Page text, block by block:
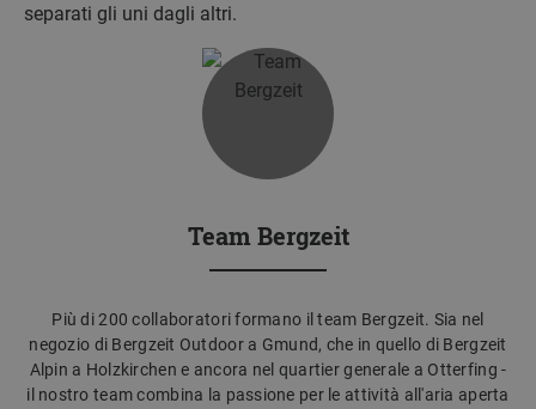
separati gli uni dagli altri.
Team Bergzeit
Più di 200 collaboratori formano il team Bergzeit. Sia nel
negozio di Bergzeit Outdoor a Gmund, che in quello di Bergzeit
Alpin a Holzkirchen e ancora nel quartier generale a Otterfing -
il nostro team combina la passione per le attività all'aria aperta